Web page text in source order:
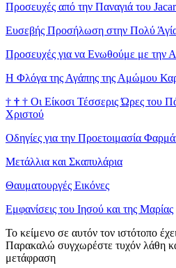
Προσευχές από την Παναγιά του
Ευσεβής Προσήλωση στην Πολύ
Προσευχές για να Ενωθούμε με την
Η Φλόγα της Αγάπης της Αμώμου
† † † Οι Είκοσι Τέσσερις Ώρες του
Χριστού
Οδηγίες για την Προετοιμασία
Μετάλλια και Σκαπυλάρια
Θαυματουργές Εικόνες
Εμφανίσεις του Ιησού και της Μαρίας
Το κείμενο σε αυτόν τον ιστότοπο
Παρακαλώ συγχωρέστε τυχόν λάθη
μετάφραση